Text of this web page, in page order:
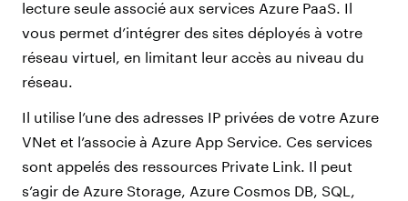
lecture seule associé aux services Azure PaaS. Il
vous permet d’intégrer des sites déployés à votre
réseau virtuel, en limitant leur accès au niveau du
réseau.
Il utilise l’une des adresses IP privées de votre Azure
VNet et l’associe à Azure App Service. Ces services
sont appelés des ressources Private Link. Il peut
s’agir de Azure Storage, Azure Cosmos DB, SQL,